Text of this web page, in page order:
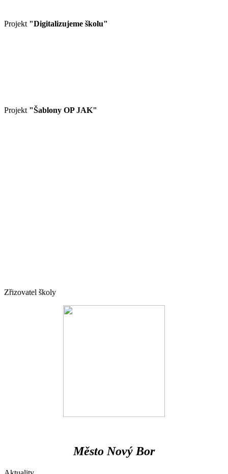
Projekt "Digitalizujeme školu"
Projekt "Šablony OP JAK"
Zřizovatel školy
Město Nový Bor